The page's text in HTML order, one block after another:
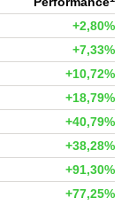
+2,80%
+7,33%
+10,72%
+18,79%
+40,79%
+38,28%
+91,30%
+77,25%